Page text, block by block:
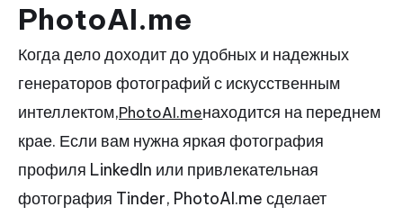
PhotoAI.me
Когда дело доходит до удобных и надежных
генераторов фотографий с искусственным
интеллектом,PhotoAI.meнаходится на переднем
крае. Если вам нужна яркая фотография
профиля LinkedIn или привлекательная
фотография Tinder, PhotoAI.me сделает